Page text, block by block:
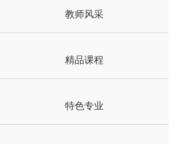
教师风采
精品课程
特色专业